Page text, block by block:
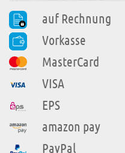
auf Rechnung
Vorkasse
MasterCard
VISA
EPS
amazon pay
PayPal